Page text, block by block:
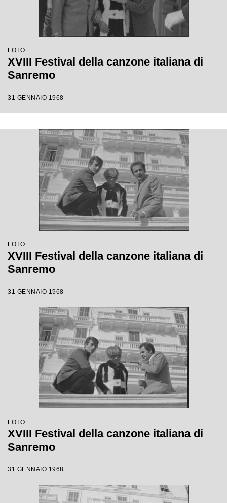
FOTO
XVIII Festival della canzone italiana di
Sanremo
31 GENNAIO 1968
FOTO
XVIII Festival della canzone italiana di
Sanremo
31 GENNAIO 1968
FOTO
XVIII Festival della canzone italiana di
Sanremo
31 GENNAIO 1968